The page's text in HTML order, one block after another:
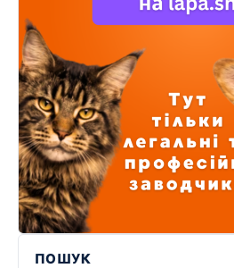
ПОШУК